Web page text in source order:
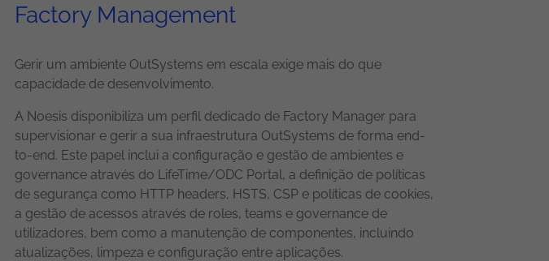
Factory Management
Gerir um ambiente OutSystems em escala exige mais do que
capacidade de desenvolvimento.
A Noesis disponibiliza um perfil dedicado de Factory Manager para
supervisionar e gerir a sua infraestrutura OutSystems de forma end-
to-end. Este papel inclui a configuração e gestão de ambientes e
governance através do LifeTime/ODC Portal, a definição de políticas
de segurança como HTTP headers, HSTS, CSP e políticas de cookies,
a gestão de acessos através de roles, teams e governance de
utilizadores, bem como a manutenção de componentes, incluindo
atualizações, limpeza e configuração entre aplicações.